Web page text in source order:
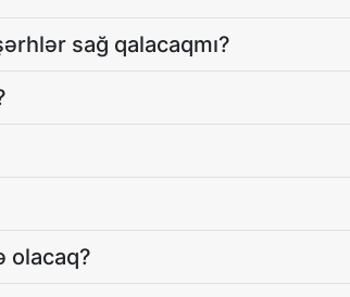
sağ qalacaqmı?
olacaq?